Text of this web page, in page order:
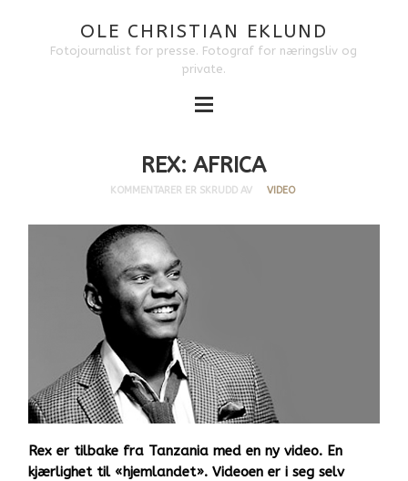
OLE CHRISTIAN EKLUND
Fotojournalist for presse. Fotograf for næringsliv og
private.
REX: AFRICA
KOMMENTARER ER SKRUDD AV VIDEO
Rex er tilbake fra Tanzania med en ny video. En
kjærlighet til «hjemlandet». Videoen er i seg selv